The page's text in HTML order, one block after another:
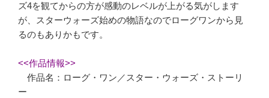
ズ4を観てからの方が感動のレベルが上がる気がします
が、スターウォーズ始めの物語なのでローグワンから見
るのもありかもです。
<<作品情報>>
作品名：ローグ・ワン／スター・ウォーズ・ストーリ
ー